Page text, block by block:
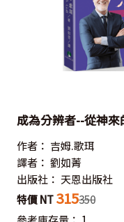
成為分辨者--從神
作者： 吉姆.歌珥
譯者： 劉如菁
出版社： 天恩出版社
特價 NT 315350